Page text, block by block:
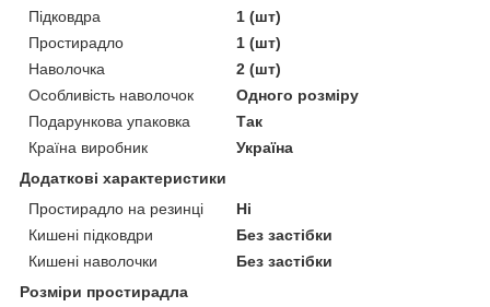
Підковдра
1 (шт)
Простирадло
1 (шт)
Наволочка
2 (шт)
Особливість наволочок
Одного розміру
Подарункова упаковка
Так
Країна виробник
Україна
Додаткові характеристики
Простирадло на резинці
Ні
Кишені підковдри
Без застібки
Кишені наволочки
Без застібки
Розміри простирадла